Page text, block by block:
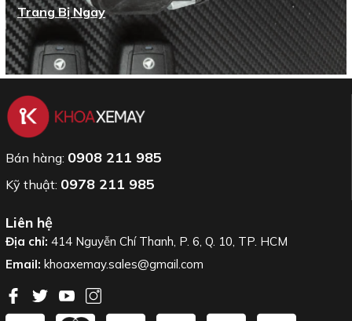
Trang Bị Ngay
Bán hàng: 0908 211 985
Kỹ thuật: 0978 211 985
Liên hệ
Địa chỉ: 414 Nguyễn Chí Thanh, P. 6, Q. 10, TP. HCM
Email: khoaxemay.sales@gmail.com